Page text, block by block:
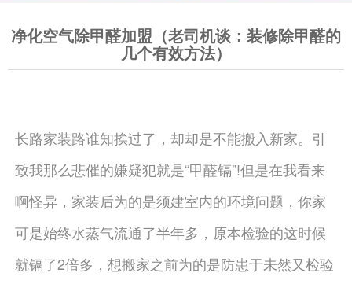
净化空气除甲醛加盟（老司机谈：装修除甲醛的
几个有效方法）
长路家装路谁知挨过了，却却是不能搬入新家。引
致我那么悲催的嫌疑犯就是“甲醛镉”!但是在我看来
啊怪异，家装后为的是须建室内的环境问题，你家
可是始终水蒸气流通了半年多，原本检验的这时候
就镉了2倍多，想搬家之前为的是防患于未然又检验